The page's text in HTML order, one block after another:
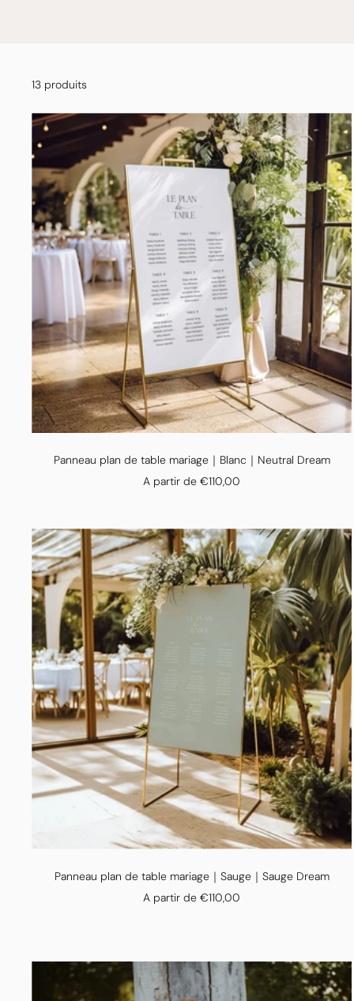
13 produits
Panneau plan de table mariage｜Blanc｜Neutral Dream
Prix
A partir de €110,00
Panneau plan de table mariage｜Sauge｜Sauge Dream
Prix
A partir de €110,00